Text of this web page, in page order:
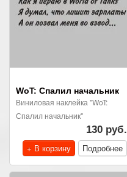
WoT: Спалил начальник
Виниловая наклейка "WoT:
Спалил начальник"
130 руб.
+ В корзину
Подробнее